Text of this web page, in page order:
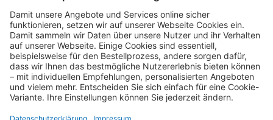
Produktsortiment
Ratgeber
Folgen Sie uns auch auf